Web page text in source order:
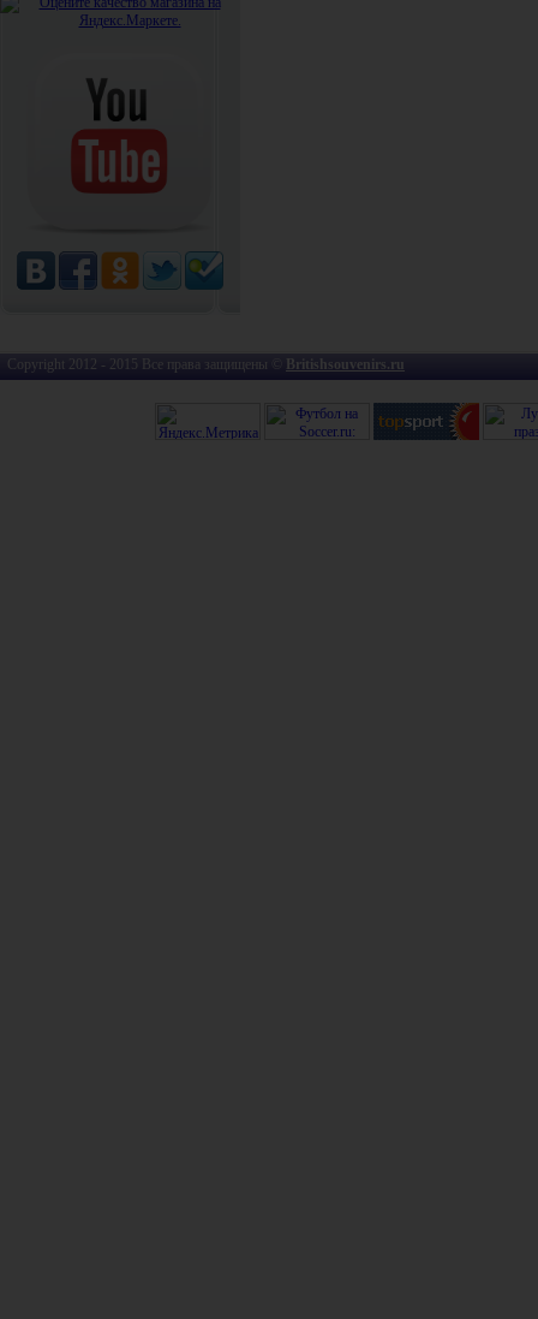
Copyright 2012 - 2015 Все права защищены © Britishsouvenirs.ru